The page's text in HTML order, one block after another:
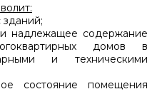
зданий;
надлежащее содержание
домов в
и техническими
состояние помещения